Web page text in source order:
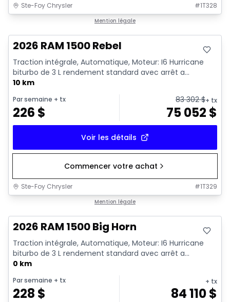
Ste-Foy Chrysler #1T328
Mention légale
2026 RAM 1500 Rebel
Traction intégrale, Automatique, Moteur: I6 Hurricane
biturbo de 3 L rendement standard avec arrêt a...
10 km
Par semaine + tx
226 $
83 302$+ tx
75 052 $
Voir les détails
Commencer votre achat
Ste-Foy Chrysler #1T329
Mention légale
2026 RAM 1500 Big Horn
Traction intégrale, Automatique, Moteur: I6 Hurricane
biturbo de 3 L rendement standard avec arrêt a...
0 km
Par semaine + tx
228 $
+ tx
84 110$